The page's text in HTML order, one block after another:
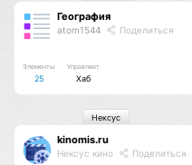
География
atom1544 Поделиться
Элементы
25
Управляет
Хаб
kinomis.ru
Нексус кино Поделиться
Нексус